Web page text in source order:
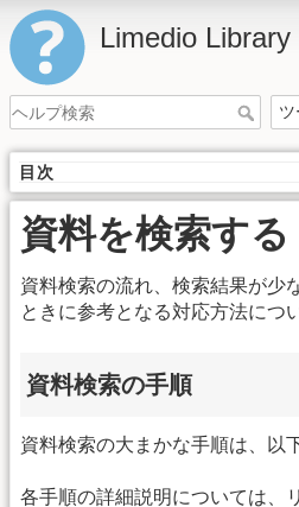
Limedio Library
目次
資料を検索する
資料検索の流れ、検索結果が少
ときに参考となる対応方法につ
資料検索の手順
資料検索の大まかな手順は、以
各手順の詳細説明については、